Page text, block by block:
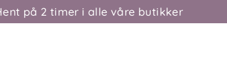
på 2 timer i alle våre butikker